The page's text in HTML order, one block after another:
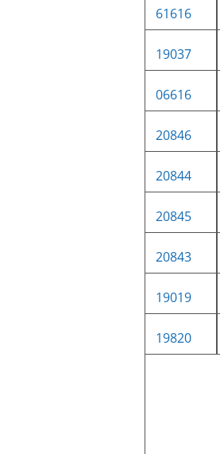
61616
19037
06616
20846
20844
20845
20843
19019
19820